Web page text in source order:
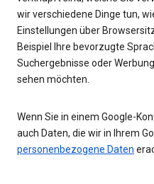
wir verschiedene Dinge tun,
Einstellungen über
Beispiel Ihre bevorzugte
Suchergebnisse oder
sehen möchten.
Wenn Sie in einem Google-
auch Daten, die wir in Ihrem
personenbezogene Daten